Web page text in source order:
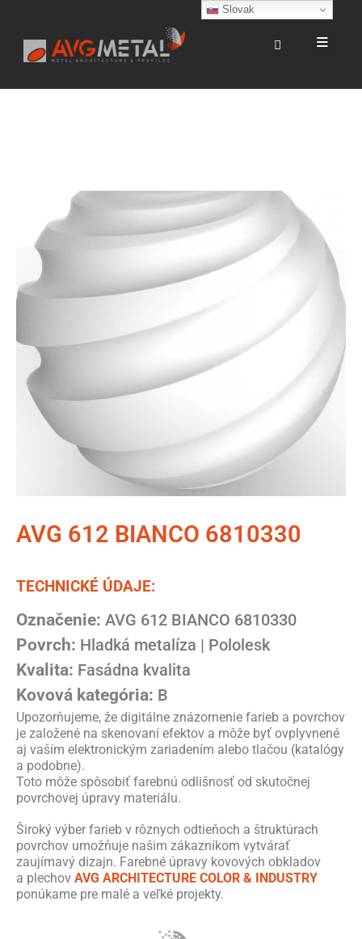
AVG 612 BIANCO 6810330
TECHNICKÉ ÚDAJE:
Označenie: AVG 612 BIANCO 6810330
Povrch: Hladká metalíza | Pololesk
Kvalita: Fasádna kvalita
Kovová kategória: B
Upozorňujeme, že digitálne znázornenie farieb a povrchov
je založené na skenovaní efektov a môže byť ovplyvnené
aj vaším elektronickým zariadením alebo tlačou (katalógy
a podobne).
Toto môže spôsobiť farebnú odlišnosť od skutočnej
povrchovej úpravy materiálu.
Široký výber farieb v rôznych odtieňoch a štruktúrach
povrchov umožňuje našim zákazníkom vytvárať
zaujímavý dizajn. Farebné úpravy kovových obkladov
a plechov AVG ARCHITECTURE COLOR & INDUSTRY
ponúkame pre malé a veľké projekty.
Slovak